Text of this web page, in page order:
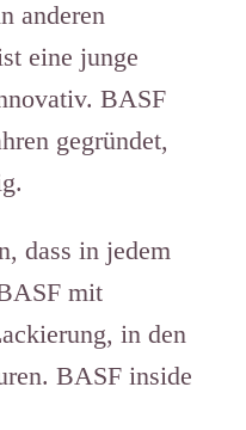
anderen
eine junge
BASF
gegründet,
dass in jedem
mit
in den
BASF inside